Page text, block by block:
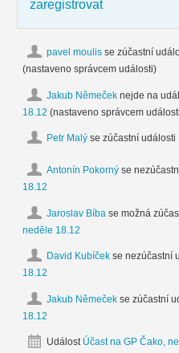
zaregistrovat
pavel moulis se zúčastní
(nastaveno správcem události)
Jakub Němeček nejde na
18.12 (nastaveno správcem
Petr Malý se zúčastní události
Antonín Pokorný se
18.12
Jaroslav Bíba se možná
neděle 18.12
David Kubíček se nezúčastní
18.12
Jakub Němeček se zúčastní
18.12
Událost Účast na GP Čako,